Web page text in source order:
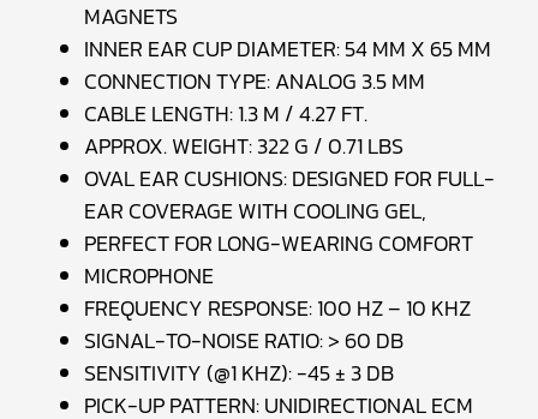
MAGNETS
INNER EAR CUP DIAMETER: 54 MM X 65 MM
CONNECTION TYPE: ANALOG 3.5 MM
CABLE LENGTH: 1.3 M / 4.27 FT.
APPROX. WEIGHT: 322 G / 0.71 LBS
OVAL EAR CUSHIONS: DESIGNED FOR FULL-
EAR COVERAGE WITH COOLING GEL,
PERFECT FOR LONG-WEARING COMFORT
MICROPHONE
FREQUENCY RESPONSE: 100 HZ – 10 KHZ
SIGNAL-TO-NOISE RATIO: > 60 DB
SENSITIVITY (@1 KHZ): -45 ± 3 DB
PICK-UP PATTERN: UNIDIRECTIONAL ECM